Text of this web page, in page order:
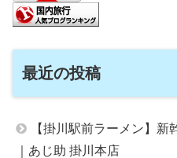
最近の投稿
【掛川駅前ラーメン】
｜あじ助 掛川本店